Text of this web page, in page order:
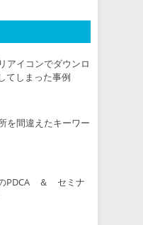
アイコンでダウンロ
てしまった事例
を間違えたキーワー
のPDCA ＆ セミナ